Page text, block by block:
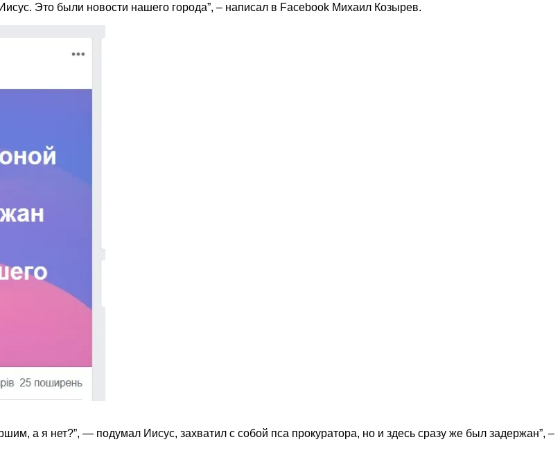
Это были новости нашего города”, – написал в Facebook Михаил Козырев.
а я нет?”, — подумал Иисус, захватил с собой пса прокуратора, но и здесь сразу же был задержан”, –